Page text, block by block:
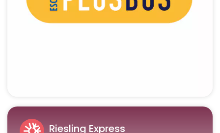
Riesling Express